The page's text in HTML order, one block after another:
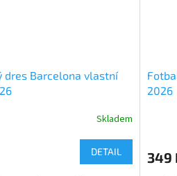
dres Barcelona vlastní
Skladem
DETAIL
2026
349